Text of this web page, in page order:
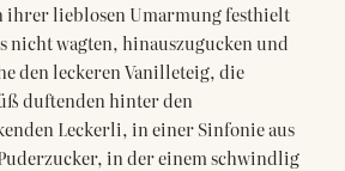
ihrer lieblosen Umarmung festhielt
nicht wagten, hinauszugucken und
den leckeren Vanilleteig, die
duftenden hinter den
Leckerli, in einer Sinfonie aus
in der einem schwindlig